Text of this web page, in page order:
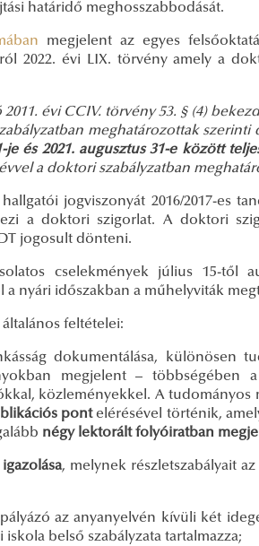
határidő meghosszabbodását.
megjelent az egyes
2022. évi LIX. törvény amely a
évi CCIV. törvény 53. § (4)
meghatározottak
je és 2021. augusztus 31-e között
a doktori szabályzatban
jogviszonyát 2016/2017-es
a doktori szigorlat. A doktori
jogosult dönteni.
cselekmények július 15-től
a nyári időszakban a műhelyviták
feltételei:
dokumentálása, különösen
megjelent – többségében
közleményekkel. A tudományos
pontelérésével történik,
négy lektorált folyóiratban
, melynek részletszabályait
az anyanyelvén kívüli két
belső szabályzata tartalmazza;